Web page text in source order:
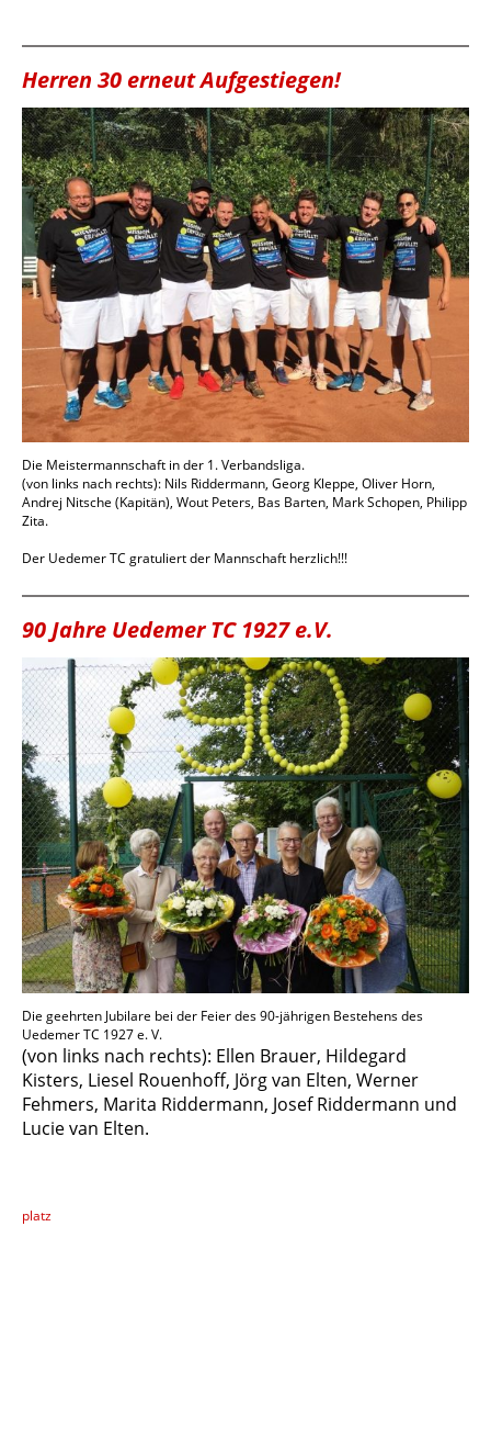
Herren 30 erneut Aufgestiegen!
Die Meistermannschaft in der 1. Verbandsliga.
(von links nach rechts): Nils Riddermann, Georg Kleppe, Oliver Horn,
Andrej Nitsche (Kapitän), Wout Peters, Bas Barten, Mark Schopen, Philipp
Zita.
Der Uedemer TC gratuliert der Mannschaft herzlich!!!
90 Jahre Uedemer TC 1927 e.V.
Die geehrten Jubilare bei der Feier des 90-jährigen Bestehens des
Uedemer TC 1927 e. V.
(von links nach rechts): Ellen Brauer, Hildegard
Kisters, Liesel Rouenhoff, Jörg van Elten, Werner
Fehmers, Marita Riddermann, Josef Riddermann und
Lucie van Elten.
platz